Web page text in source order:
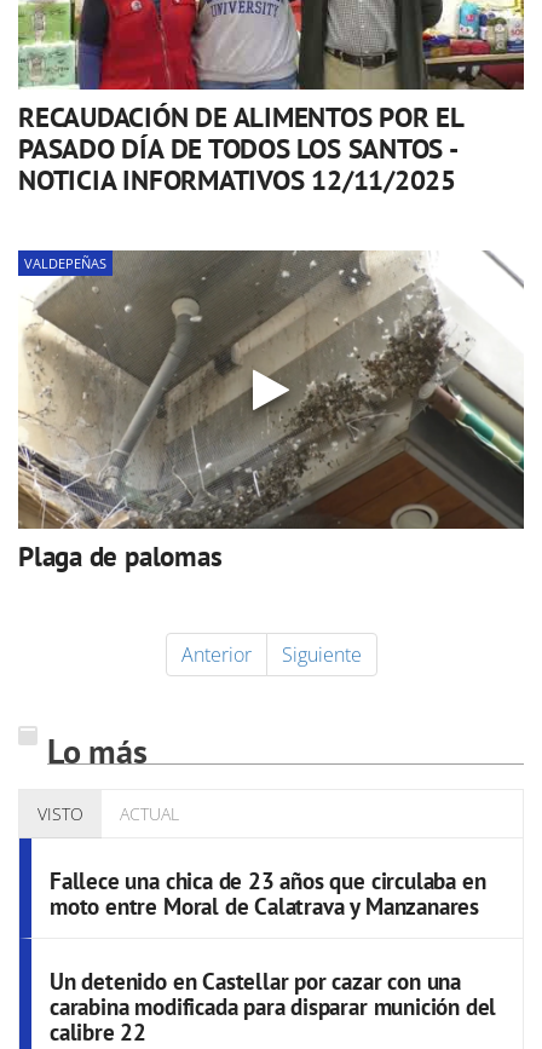
RECAUDACIÓN DE ALIMENTOS POR EL
PASADO DÍA DE TODOS LOS SANTOS -
NOTICIA INFORMATIVOS 12/11/2025
VALDEPEÑAS
Plaga de palomas
Anterior Siguiente
Lo más
VISTO ACTUAL
Fallece una chica de 23 años que circulaba en
moto entre Moral de Calatrava y Manzanares
Un detenido en Castellar por cazar con una
carabina modificada para disparar munición del
calibre 22